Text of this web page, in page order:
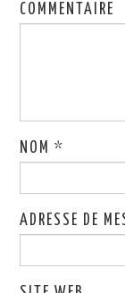
COMMENTAIRE
NOM*
ADRESSE DE